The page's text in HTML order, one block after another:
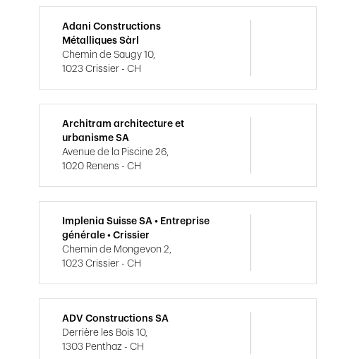
Adani Constructions
Métalliques Sàrl
Chemin de Saugy 10,
1023 Crissier - CH
Architram architecture et
urbanisme SA
Avenue de la Piscine 26,
1020 Renens - CH
Implenia Suisse SA • Entreprise
générale • Crissier
Chemin de Mongevon 2,
1023 Crissier - CH
ADV Constructions SA
Derrière les Bois 10,
1303 Penthaz - CH